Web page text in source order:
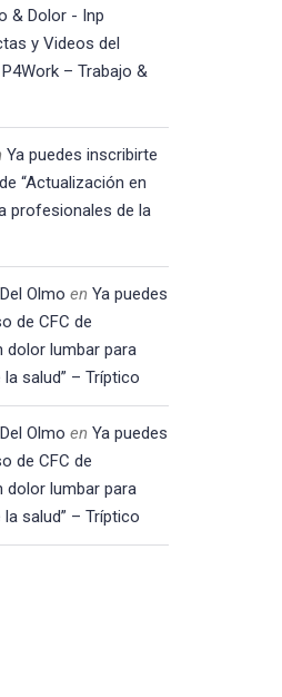
& Dolor - Inp
y Videos del
– Trabajo &
Ya puedes inscribirte
“Actualización en
profesionales de la
Olmo en Ya puedes
de CFC de
dolor lumbar para
salud” – Tríptico
Olmo en Ya puedes
de CFC de
dolor lumbar para
salud” – Tríptico